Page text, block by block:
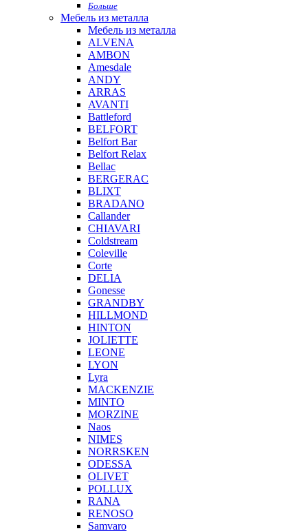
Больше
Мебель из металла
Мебель из металла
ALVENA
AMBON
Amesdale
ANDY
ARRAS
AVANTI
Battleford
BELFORT
Belfort Bar
Belfort Relax
Bellac
BERGERAC
BLIXT
BRADANO
Callander
CHIAVARI
Coldstream
Coleville
Corte
DELIA
Gonesse
GRANDBY
HILLMOND
HINTON
JOLIETTE
LEONE
LYON
Lyra
MACKENZIE
MINTO
MORZINE
Naos
NIMES
NORRSKEN
ODESSA
OLIVET
POLLUX
RANA
RENOSO
Samvaro